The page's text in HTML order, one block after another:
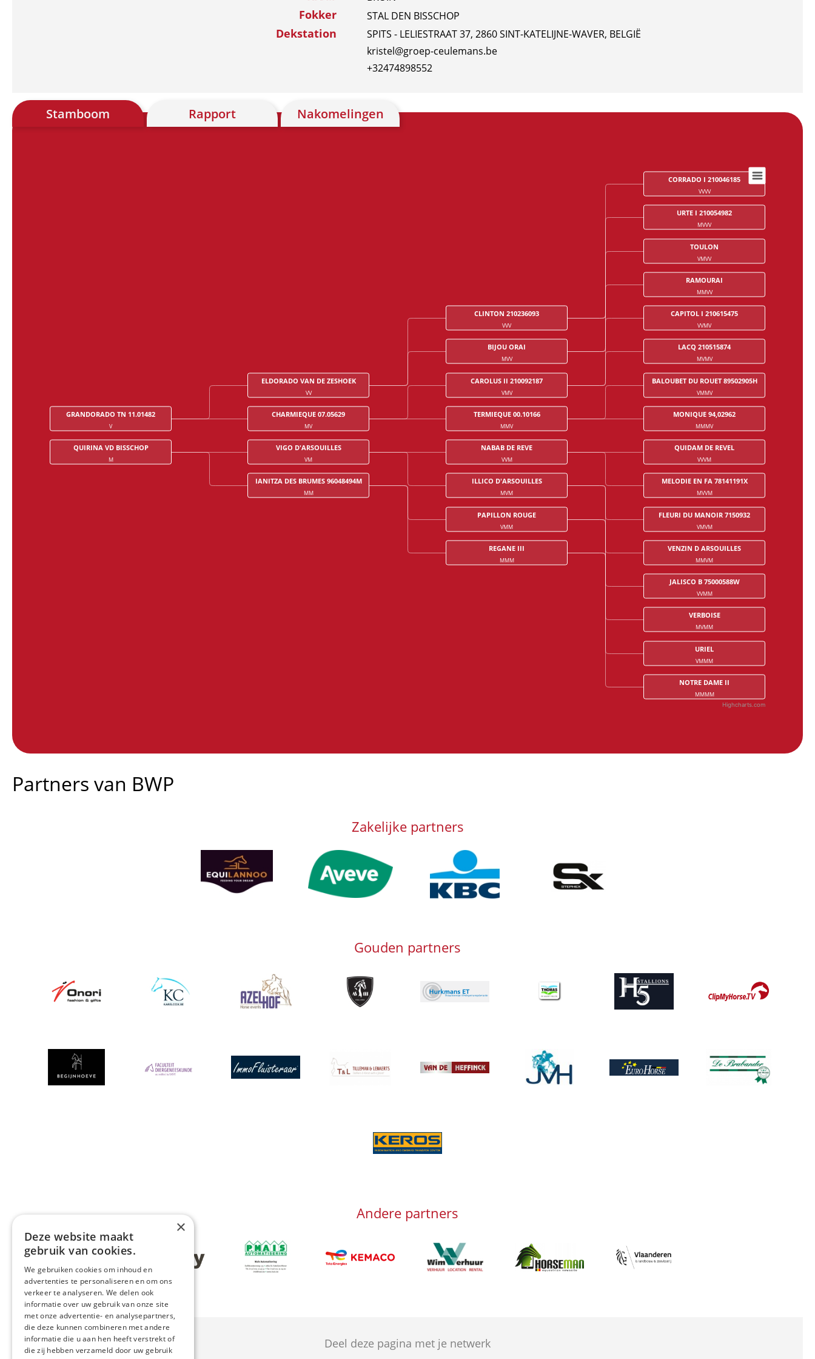
Fokker STAL DEN BISSCHOP
Dekstation
SPITS - LELIESTRAAT 37, 2860 SINT-KATELIJNE-WAVER, BELGIË
kristel@groep-ceulemans.be
+32474898552
Stamboom Rapport Nakomelingen
GRANDORADO TN 11.01482
V
QUIRINA VD BISSCHOP
M
ELDORADO VAN DE ZESHOEK
VV
CHARMIEQUE 07.05629
MV
VIGO D'ARSOUILLES
VM
IANITZA DES BRUMES 96048494M
MM
CLINTON 210236093
VVV
BIJOU ORAI
MVV
CAROLUS II 210092187
VMV
TERMIEQUE 00.10166
MMV
NABAB DE REVE
VVM
ILLICO D'ARSOUILLES
MVM
PAPILLON ROUGE
VMM
REGANE III
MMM
CORRADO I 210046185
VVVV
URTE I 210054982
MVVV
TOULON
VMVV
RAMOURAI
MMVV
CAPITOL I 210615475
VVMV
LACQ 210515874
MVMV
BALOUBET DU ROUET 89502905H
VMMV
MONIQUE 94,02962
MMMV
QUIDAM DE REVEL
VVVM
MELODIE EN FA 78141191X
MVVM
FLEURI DU MANOIR 7150932
VMVM
VENZIN D ARSOUILLES
MMVM
JALISCO B 75000588W
VVMM
VERBOISE
MVMM
URIEL
VMMM
NOTRE DAME II
MMMM
Highcharts.com
Partners van BWP
Zakelijke partners
Afbeelding Afbeelding Afbeelding
Gouden partners
Afbeelding Afbeelding Afbeelding Afbeelding
Afbeelding
Afbeelding
Afbeelding Afbeelding Afbeelding
Afbeelding
Afbeelding
Afbeelding
Afbeelding
Afbeelding
Afbeelding
Andere partners
Afbeelding
Afbeelding
Afbeelding
Afbeelding Afbeelding Afbeelding
Deel deze pagina met je netwerk
×
Deze website maakt
gebruik van cookies.
We gebruiken cookies om inhoud en
advertenties te personaliseren en om ons
verkeer te analyseren. We delen ook
informatie over uw gebruik van onze site
met onze advertentie- en analysepartners,
die deze kunnen combineren met andere
informatie die u aan hen heeft verstrekt of
die zij hebben verzameld door uw gebruik